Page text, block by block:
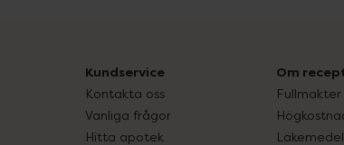
Kundservice
Kontakta oss
Vanliga frågor
Hitta apotek
Om
Fullmakter